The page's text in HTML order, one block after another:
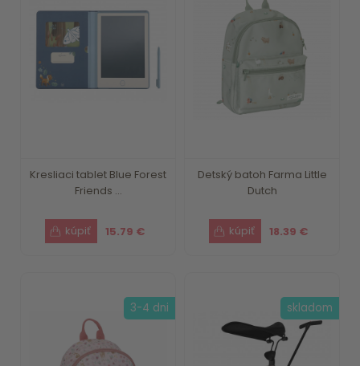
Kresliaci tablet Blue Forest
Friends ...
15.79 €
Detský batoh Farma Little
Dutch
18.39 €
3-4 dni skladom